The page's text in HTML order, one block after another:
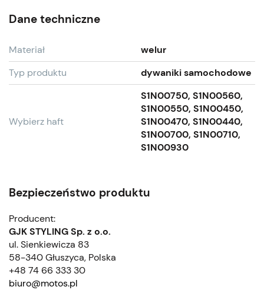
Dane techniczne
Materiał
welur
Typ produktu
dywaniki samochodowe
Wybierz haft
S1N00750, S1N00560,
S1N00550, S1N00450,
S1N00470, S1N00440,
S1N00700, S1N00710,
S1N00930
Bezpieczeństwo produktu
Producent:
GJK STYLING Sp. z o.o.
ul. Sienkiewicza 83
58-340 Głuszyca, Polska
+48 74 66 333 30
biuro@motos.pl